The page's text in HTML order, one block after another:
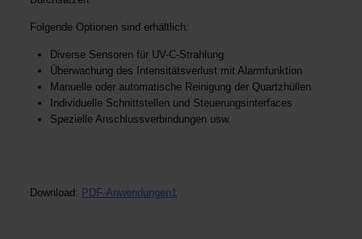
Folgende Optionen sind erhältlich:
Diverse Sensoren für UV-C-Strahlung
Überwachung des Intensitätsverlust mit Alarmfunktion
Manuelle oder automatische Reinigung der Quartzhüllen
Individuelle Schnittstellen und Steuerungsinterfaces
Spezielle Anschlussverbindungen usw.
Download: PDF-Anwendungen1